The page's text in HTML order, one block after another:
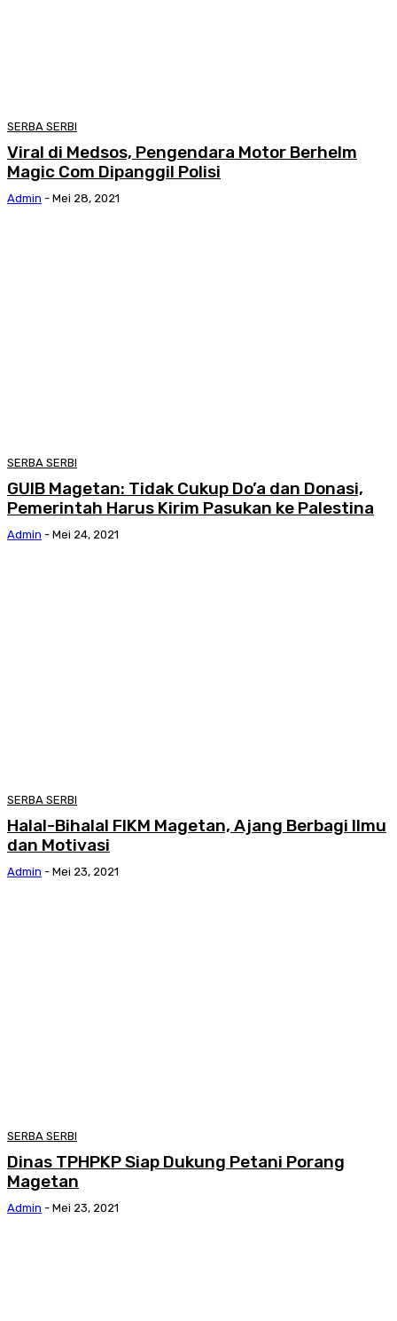
SERBA SERBI
Viral di Medsos, Pengendara Motor Berhelm
Magic Com Dipanggil Polisi
Admin - Mei 28, 2021
SERBA SERBI
GUIB Magetan: Tidak Cukup Do’a dan Donasi,
Pemerintah Harus Kirim Pasukan ke Palestina
Admin - Mei 24, 2021
SERBA SERBI
Halal-Bihalal FIKM Magetan, Ajang Berbagi Ilmu
dan Motivasi
Admin - Mei 23, 2021
SERBA SERBI
Dinas TPHPKP Siap Dukung Petani Porang
Magetan
Admin - Mei 23, 2021